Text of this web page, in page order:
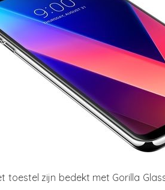
toestel zijn bedekt met Gorilla